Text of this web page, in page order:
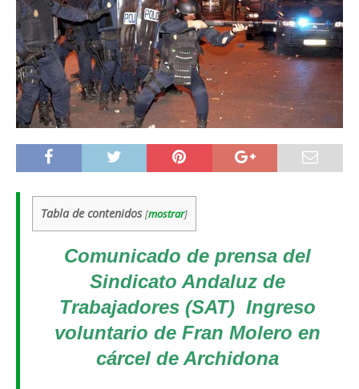
Tabla de contenidos [mostrar]
Comunicado de prensa del
Sindicato Andaluz de
Trabajadores (SAT) Ingreso
voluntario de Fran Molero en
cárcel de Archidona